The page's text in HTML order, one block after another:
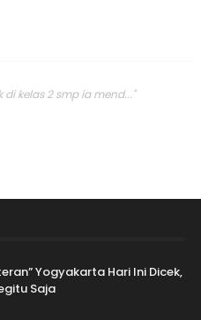
kelas 2 smp ia mend..."
Yogyakarta Hari Ini Dicek,
Saja